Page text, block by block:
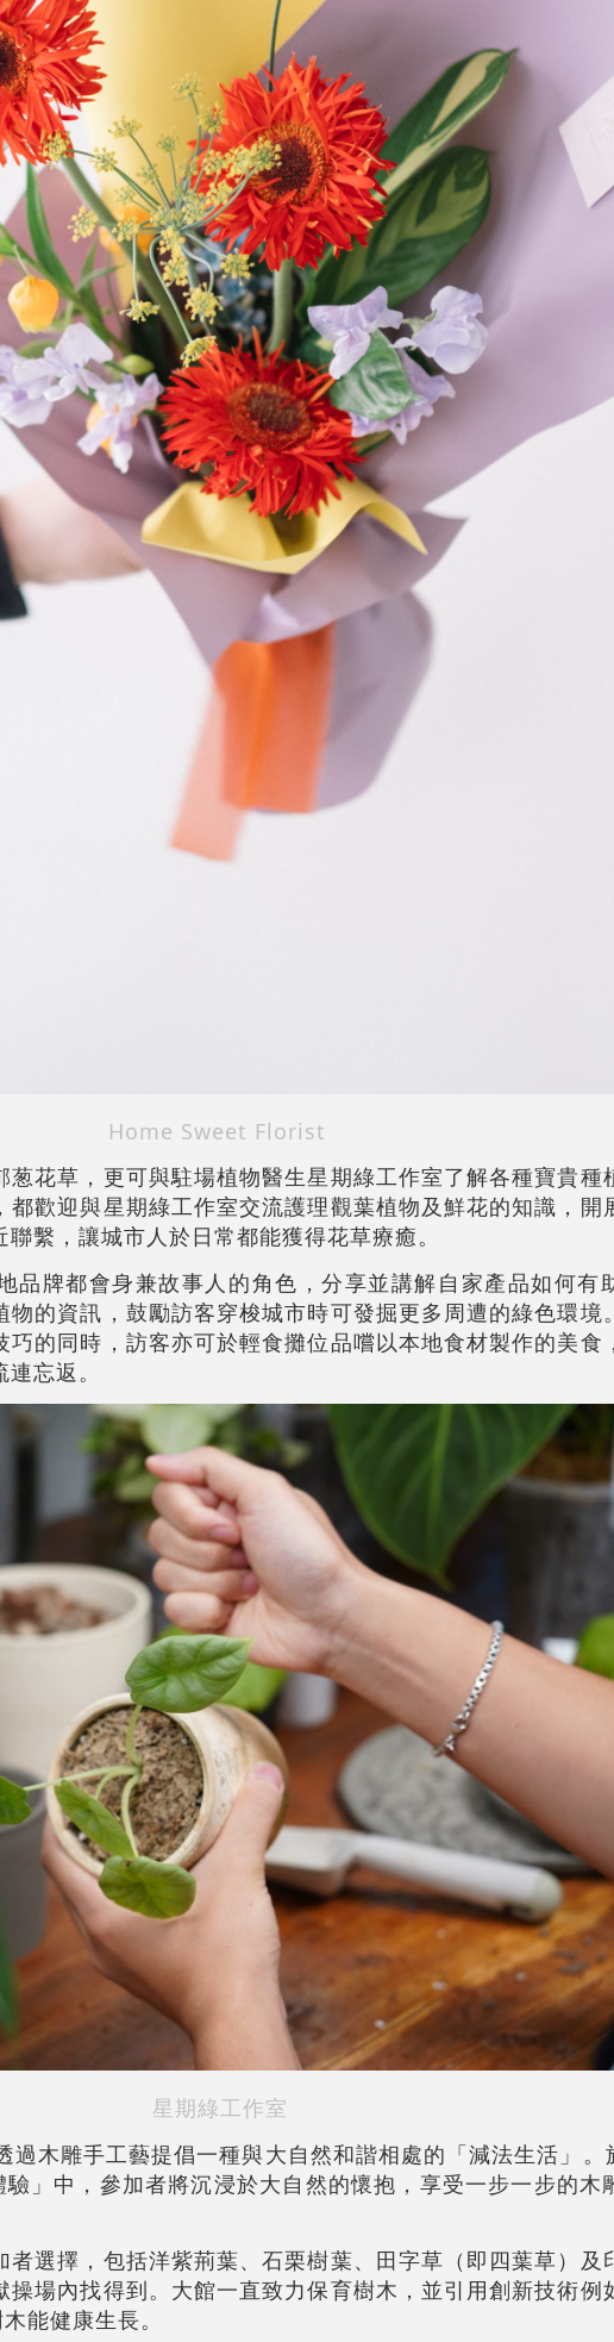
Home Sweet Florist
花草，更可與駐場植物醫生星期綠工作室了解各種寶貴種
歡迎與星期綠工作室交流護理觀葉植物及鮮花的知識，開
繫，讓城市人於日常都能獲得花草療癒。
品牌都會身兼故事人的角色，分享並講解自家產品如何有
的資訊，鼓勵訪客穿梭城市時可發掘更多周遭的綠色環境
巧的同時，訪客亦可於輕食攤位品嚐以本地食材製作的美食
忘返。
星期綠工作室
過木雕手工藝提倡一種與大自然和諧相處的「減法生活」。
」中，參加者將沉浸於大自然的懷抱，享受一步一步的木
選擇，包括洋紫荊葉、石栗樹葉、田字草（即四葉草）及
場內找得到。大館一直致力保育樹木，並引用創新技術例
能健康生長。